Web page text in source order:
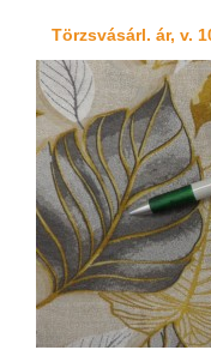
Törzsvásárl. ár, v.